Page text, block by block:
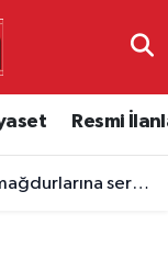
Resmi
sera naylonu